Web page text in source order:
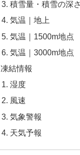
積雪量・積雪の深さ
気温｜地上
気温｜1500m地点
気温｜3000m地点
凍結情報
湿度
風速
気象警報
天気予報